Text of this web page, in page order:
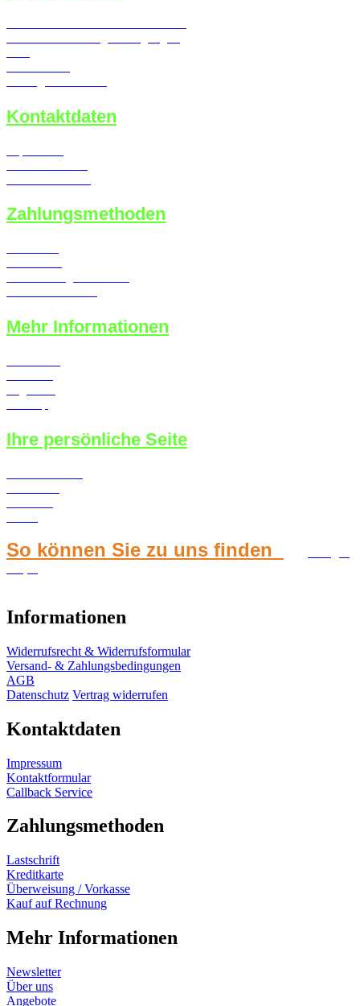
Kontaktdaten
Zahlungsmethoden
Mehr Informationen
Ihre persönliche Seite
So können Sie zu uns finden
Informationen
Widerrufsrecht & Widerrufsformular
Versand- & Zahlungsbedingungen
AGB
Datenschutz Vertrag widerrufen
Kontaktdaten
Impressum
Kontaktformular
Callback Service
Zahlungsmethoden
Lastschrift
Kreditkarte
Überweisung / Vorkasse
Kauf auf Rechnung
Mehr Informationen
Newsletter
Über uns
Angebote